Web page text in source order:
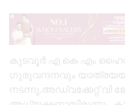
കുടവൂർ എ കെ എം
ഗുരുവന്ദനവും
നടന്നു.അഡ്വക്കേറ്റ്